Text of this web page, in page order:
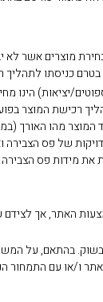
מוצרים אשר לא
כניסתו
יציאות)
מהו האורך
של פס הצבירה
מידות פס
האתר, אך
בשוק. בהתאם,
ו/או עם התמחור